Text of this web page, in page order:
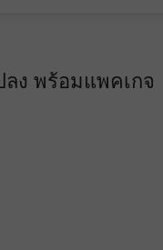
ง พร้อมแพคเกจ